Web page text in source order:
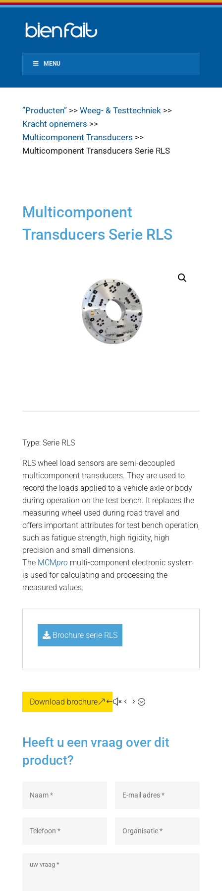
MENU
”Producten”>> Weeg- & Testtechniek>>
Kracht opnemers >>
Multicomponent Transducers >>
Multicomponent Transducers Serie RLS
Multicomponent
Transducers Serie RLS
Type: Serie RLS
RLS wheel load sensors are semi-decoupled
multicomponent transducers. They are used to
record the loads applied to a vehicle axle or body
during operation on the test bench. It replaces the
measuring wheel used during road travel and
offers important attributes for test bench operation,
such as fatigue strength, high rigidity, high
precision and small dimensions.
The MCMpro multi-component electronic system
is used for calculating and processing the
measured values.
Brochure serie RLS
Download brochure
Heeft u een vraag over dit
product?